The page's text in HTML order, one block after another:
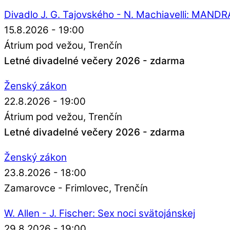
Divadlo J. G. Tajovského - N. Machiavelli:
15.8.2026 - 19:00
Átrium pod vežou Trenčín
Letné divadelné večery 2026 - zdarma
Ženský zákon
22.8.2026 - 19:00
Átrium pod vežou Trenčín
Letné divadelné večery 2026 - zdarma
Ženský zákon
23.8.2026 - 18:00
Zamarovce - Frimlovec Trenčín
W. Allen - J. Fischer: Sex noci svätojánskej